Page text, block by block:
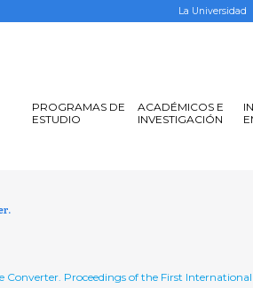
La Universidad
PROGRAMAS DE
ESTUDIO
ACADÉMICOS E
INVESTIGACIÓN
Proceedings of the First